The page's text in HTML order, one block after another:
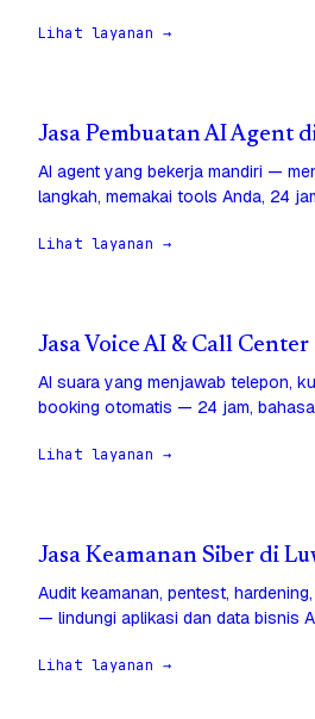
Lihat layanan →
Jasa Pembuatan AI Agent
AI agent yang bekerja mandiri —
langkah, memakai tools Anda, 24
Lihat layanan →
Jasa Voice AI & Call
AI suara yang menjawab telepon,
booking otomatis — 24 jam,
Lihat layanan →
Jasa Keamanan Siber di
Audit keamanan, pentest,
— lindungi aplikasi dan data bisnis
Lihat layanan →